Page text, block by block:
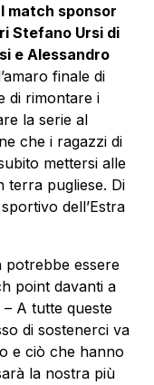
match sponsor
Stefano Ursi di
e Alessandro
finale di
di rimontare i
la serie al
che i ragazzi di
mettersi alle
terra pugliese. Di
dell’Estra
potrebbe essere
point davanti a
A tutte queste
di sostenerci va
e ciò che hanno
la nostra più